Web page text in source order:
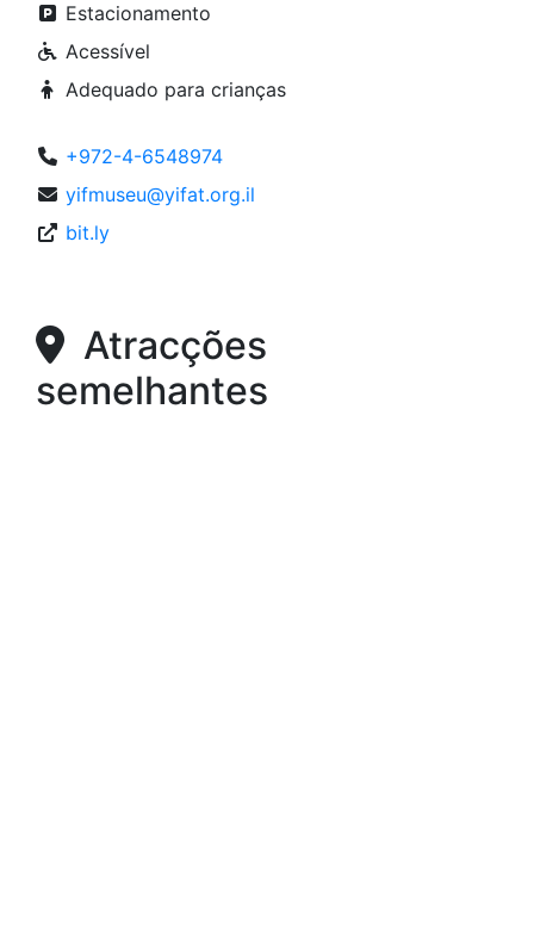
Estacionamento
Acessível
Adequado para crianças
+972-4-6548974
yifmuseu@yifat.org.il
bit.ly
Atracções
semelhantes